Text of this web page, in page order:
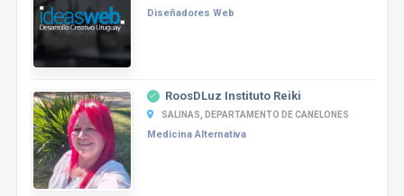
Diseñadores Web
RoosDLuz Instituto Reiki
SALINAS, DEPARTAMENTO DE CANELONES
Medicina Alternativa